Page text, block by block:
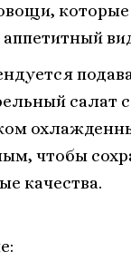
аппетитный
салат
чтобы
качества.